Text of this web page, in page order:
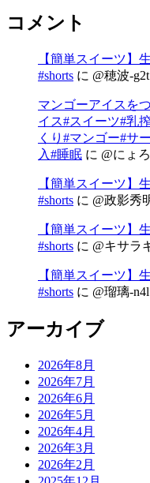
コメント
【簡単スイーツ】
#shorts に @穂波-g2t
マンゴーアイスを
イス#スイーツ#乳
くり#マンゴー#サ
入#睡眠 に @にょ
【簡単スイーツ】
#shorts に @政影秀
【簡単スイーツ】
#shorts に @キサラ
【簡単スイーツ】
#shorts に @瑠璃-n4l
アーカイブ
2026年8月
2026年7月
2026年6月
2026年5月
2026年4月
2026年3月
2026年2月